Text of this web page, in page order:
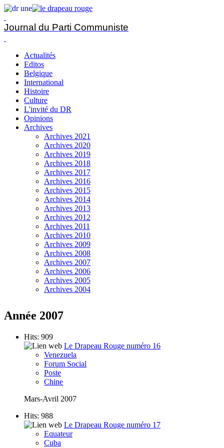
Journal du Parti Communiste
Actualités
Editos
Belgique
International
Histoire
Culture
L'invité du DR
Opinions
Archives
Archives 2021
Archives 2020
Archives 2019
Archives 2018
Archives 2017
Archives 2016
Archives 2015
Archives 2014
Archives 2013
Archives 2012
Archives 2011
Archives 2010
Archives 2009
Archives 2008
Archives 2007
Archives 2006
Archives 2005
Archives 2004
Année 2007
Hits: 909
Le Drapeau Rouge numéro 16
Venezuela
Forum Social
Poste
Chine
Mars-Avril 2007
Hits: 988
Le Drapeau Rouge numéro 17
Equateur
Cuba